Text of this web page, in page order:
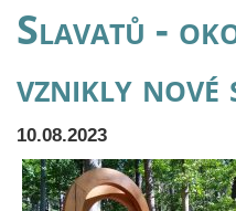
Slavatů -
vznikly nové
10.08.2023